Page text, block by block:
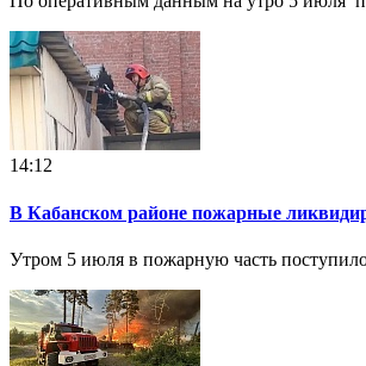
14:12
В Кабанском районе пожарные
Утром 5 июля в пожарную часть